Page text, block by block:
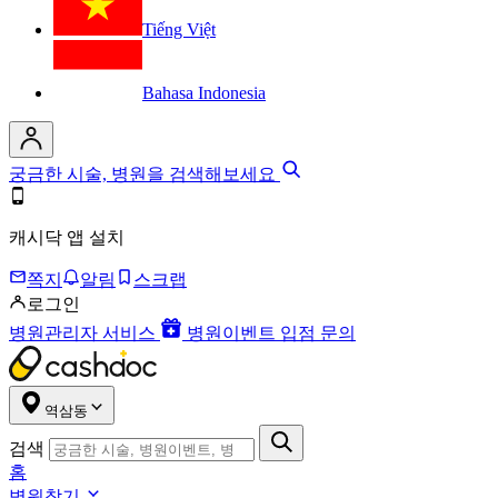
Tiếng Việt
Bahasa Indonesia
궁금한 시술, 병원을 검색해보세요
캐시닥 앱 설치
쪽지 알림
스크랩
로그인
병원관리자 서비스
병원이벤트 입점 문의
역삼동
검색
홈